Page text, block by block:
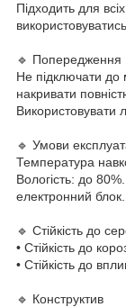
Підходить для
🔹 Попередження
Не підключати
накривати
Використовувати
🔹 Умови
Температура
Вологість: до
електронний блок.
🔹 Стійкість до
• Стійкість до
• Стійкість до
🔹 Конструктив